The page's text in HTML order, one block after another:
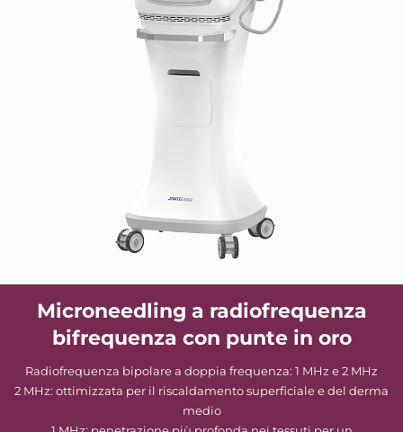
Microneedling a radiofrequenza
bifrequenza con punte in oro
Radiofrequenza bipolare a doppia frequenza: 1 MHz e 2 MHz
2 MHz: ottimizzata per il riscaldamento superficiale e del derma
medio